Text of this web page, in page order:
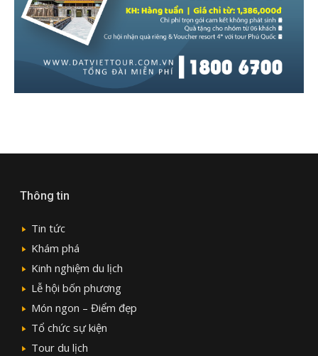
Thông tin
Tin tức
Khám phá
Kinh nghiệm du lịch
Lễ hội bốn phương
Món ngon – Điểm đẹp
Tổ chức sự kiện
Tour du lịch